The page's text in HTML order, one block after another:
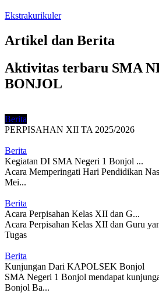
Ekstrakurikuler
Artikel dan Berita
Aktivitas terbaru SMA
BONJOL
Berita
PERPISAHAN XII TA 2025/2026
Berita
Kegiatan DI SMA Negeri 1 Bonjol ...
Acara Memperingati Hari Pendidikan
Mei...
Berita
Acara Perpisahan Kelas XII dan G...
Acara Perpisahan Kelas XII dan Guru
Tugas
Berita
Kunjungan Dari KAPOLSEK Bonjol
SMA Negeri 1 Bonjol mendapat
Bonjol Ba...